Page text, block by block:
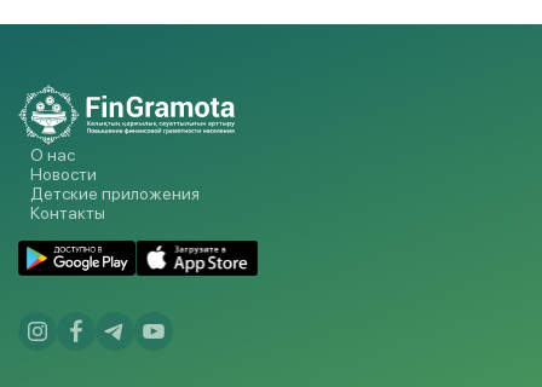
О нас
Новости
Детские приложения
Контакты